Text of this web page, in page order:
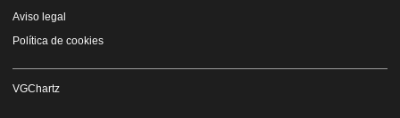
Aviso legal
Política de cookies
VGChartz